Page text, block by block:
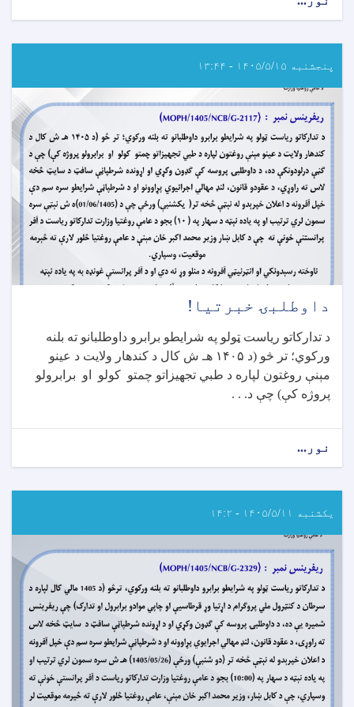
خبرتیا!
پنجشنبه ۱۴۰۵/۵/۱۵ - ۱۳:۴۴
داوطلبۍ خبرتیا!
د تدارکاتو ریاست ټولو په شرایطو برابرو داوطلبانو ته بلنه
ورکوي؛ تر څو (د ۱۴۰۵ هـ ش کال د کندهار ولایت د عینو
مېنې روغتون لپاره د طبي تجهیزاتو چمتو کولو او برابرولو
پروژه کې) چې د. . .
نور...
یکشنبه ۱۴۰۵/۵/۱۱ - ۱۴:۲